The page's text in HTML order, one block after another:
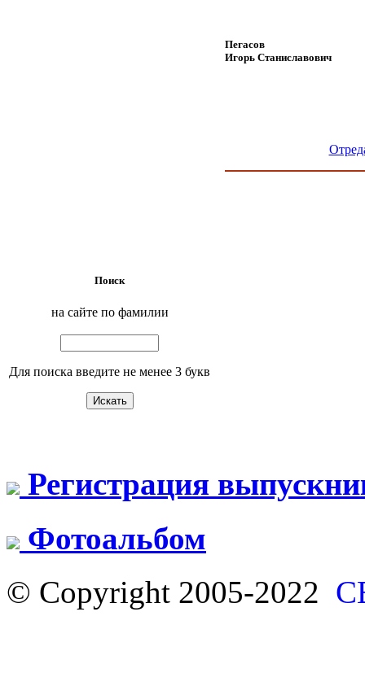
Пегасов
Игорь Станиславович
Поиск
на сайте по фамилии
Для поиска введите не менее 3 букв
Регистрация
Фотоальбом
© Copyright 2005-2022